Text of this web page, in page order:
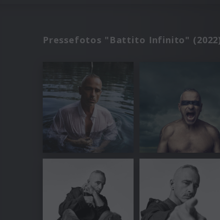
Pressefotos "Battito Infinito"